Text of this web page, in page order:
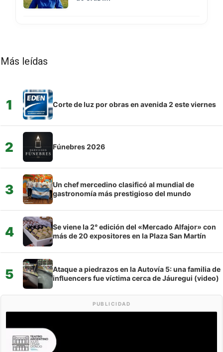
Más leídas
1 Corte de luz por obras en avenida 2 este viernes
2 Fúnebres 2026
3
Un chef mercedino clasificó al mundial de
gastronomía más prestigioso del mundo
4
Se viene la 2° edición del «Mercado Alfajor» con
más de 20 expositores en la Plaza San Martín
5
Ataque a piedrazos en la Autovía 5: una familia de
influencers fue víctima cerca de Jáuregui (video)
PUBLICIDAD